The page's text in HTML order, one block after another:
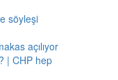
söyleşi
açılıyor
| CHP hep